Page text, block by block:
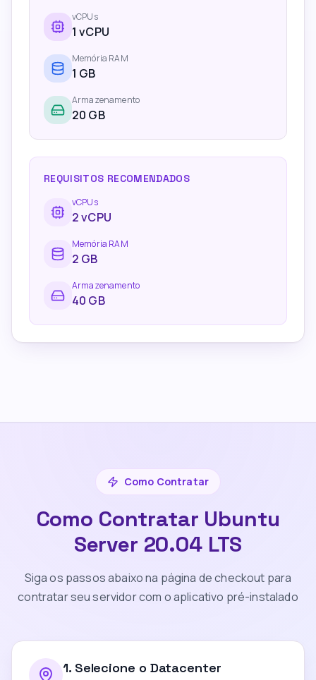
vCPUs
1 vCPU
Memória RAM
1 GB
Armazenamento
20 GB
REQUISITOS RECOMENDADOS
vCPUs
2vCPU
Memória RAM
2 GB
Armazenamento
40 GB
Como Contratar
Como Contratar Ubuntu
Server 20.04 LTS
Siga os passos abaixo na página de checkout para
contratar seu servidor com o aplicativo pré-instalado
1. Selecione o Datacenter